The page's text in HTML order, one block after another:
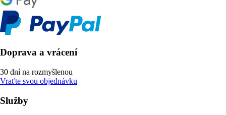
Doprava a vrácení
30 dní na rozmyšlenou
Vraťte svou objednávku
Služby